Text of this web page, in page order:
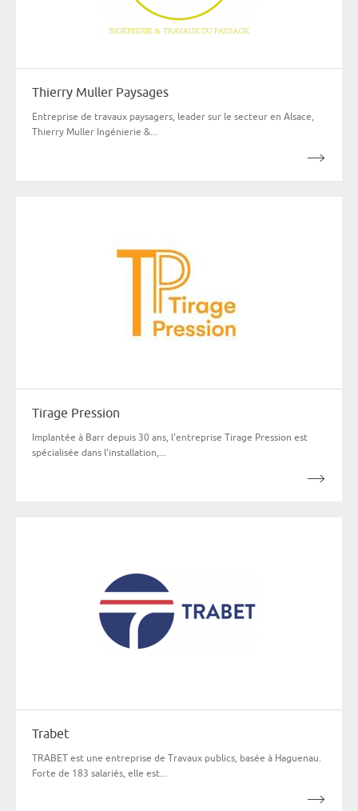
Thierry Muller Paysages
Entreprise de travaux paysagers, leader sur le secteur en Alsace,
Thierry Muller Ingénierie &...
Tirage Pression
Implantée à Barr depuis 30 ans, l'entreprise Tirage Pression est
spécialisée dans l'installation,...
Trabet
TRABET est une entreprise de Travaux publics, basée à Haguenau.
Forte de 183 salariés, elle est...